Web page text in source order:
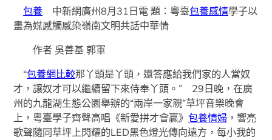
包養 中新網廣州8月31日電 題：粵臺包養感情學子以
畫為媒感觸感染嶺南文明共話中華情
作者 吳善基 郭軍
“包養網比較那丫頭是丫頭，還答應給我們家的人當奴
才，讓奴才可以繼續留下來侍奉丫頭。” 29日晚，在廣
州的九龍湖生態公園舉辦的“兩岸一家親”草坪音樂晚會
上，粵臺學子齊聲高唱《新愛拼才會贏》包養情婦 ，響亮
歌聲隨同草坪上閃耀的LED黑色燈光傳向遠方，每小我的